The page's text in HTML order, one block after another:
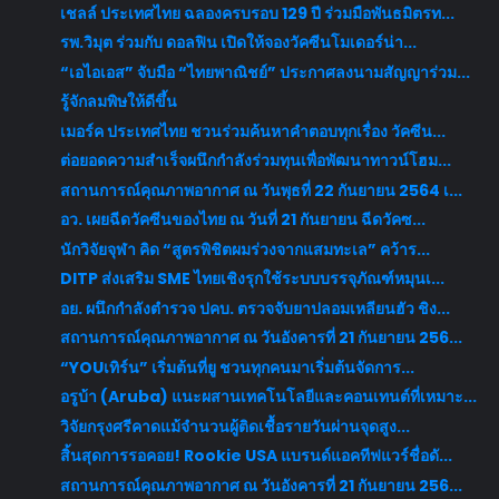
เชลล์ ประเทศไทย ฉลองครบรอบ 129 ปี ร่วมมือพันธมิตรท...
รพ.วิมุต ร่วมกับ ดอลฟิน เปิดให้จองวัคซีนโมเดอร์น่า...
“เอไอเอส” จับมือ “ไทยพาณิชย์” ประกาศลงนามสัญญาร่วม...
รู้จักลมพิษให้ดีขึ้น
เมอร์ค ประเทศไทย ชวนร่วมค้นหาคำตอบทุกเรื่อง วัคซีน...
ต่อยอดความสำเร็จผนึกกำลังร่วมทุนเพื่อพัฒนาทาวน์โฮม...
สถานการณ์คุณภาพอากาศ ณ วันพุธที่ 22 กันยายน 2564 เ...
อว. เผยฉีดวัคซีนของไทย ณ วันที่ 21 กันยายน ฉีดวัคซ...
นักวิจัยจุฬา คิด “สูตรพิชิตผมร่วงจากแสมทะเล” คว้าร...
DITP ส่งเสริม SME ไทยเชิงรุกใช้ระบบบรรจุภัณฑ์หมุนเ...
อย. ผนึกกำลังตำรวจ ปคบ. ตรวจจับยาปลอมเหลียนฮัว ชิง...
สถานการณ์คุณภาพอากาศ ณ วันอังคารที่ 21 กันยายน 256...
“YOUเทิร์น” เริ่มต้นที่ยู ชวนทุกคนมาเริ่มต้นจัดการ...
อรูบ้า (Aruba) แนะผสานเทคโนโลยีและคอนเทนต์ที่เหมาะ...
วิจัยกรุงศรีคาดแม้จำนวนผู้ติดเชื้อรายวันผ่านจุดสูง...
สิ้นสุดการรอคอย! Rookie USA แบรนด์แอคทีฟแวร์ชื่อดั...
สถานการณ์คุณภาพอากาศ ณ วันอังคารที่ 21 กันยายน 256...